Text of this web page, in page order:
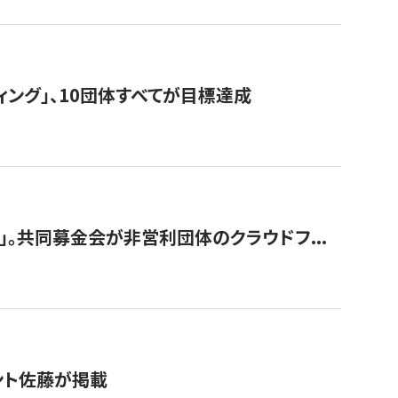
グ」、10団体すべてが目標達成
。共同募金会が非営利団体のクラウドフ...
佐藤が掲載